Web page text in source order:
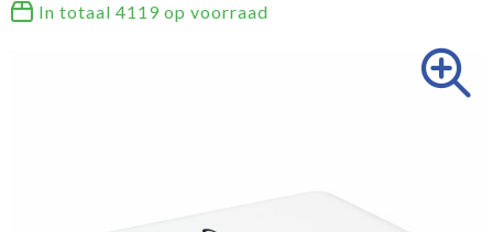
In totaal 4119 op voorraad